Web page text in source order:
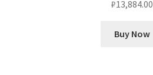
₽13,884.00
Buy Now